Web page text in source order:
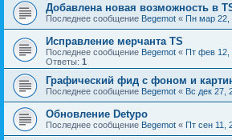
Добавлена новая возможность в
Последнее сообщение Begemot « Пн мар 22,
Исправление мерчанта TS
Последнее сообщение Begemot « Пт фев 12,
Ответы: 1
Графический фид с фоном и
Последнее сообщение Begemot « Вс дек 27,
Обновление Detypo
Последнее сообщение Begemot « Пт сен 11,